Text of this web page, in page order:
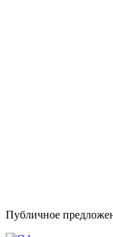
Публичное